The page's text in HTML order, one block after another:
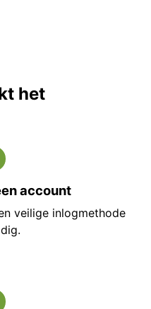
het
account
veilige inlogmethode